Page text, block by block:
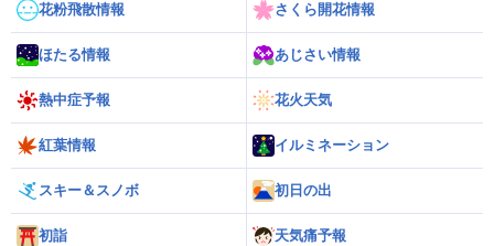
花粉飛散情報 さくら開花情報
ほたる情報 あじさい情報
熱中症予報 花火天気
紅葉情報 イルミネーション
スキー＆スノボ 初日の出
初詣 天気痛予報